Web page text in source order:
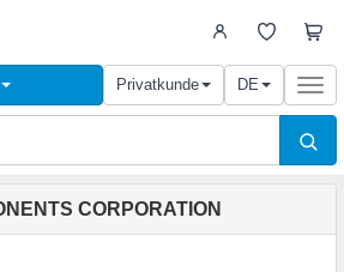
Privatkunde DE
CORPORATION